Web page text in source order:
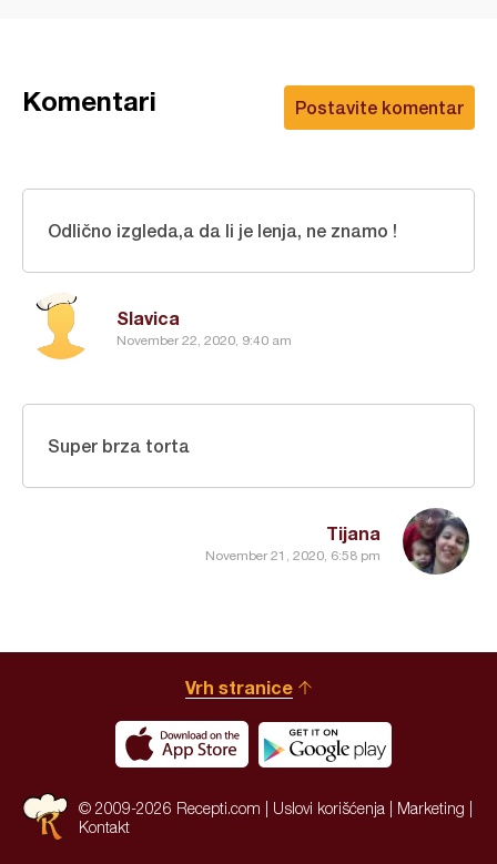
Postavite komentar
Komentari
Slavica
November 22, 2020, 9:40 am
Odlično izgleda,a da li je lenja, ne znamo !
Tijana
November 21, 2020, 6:58 pm
Super brza torta
Vrh stranice
© 2009-2026 Recepti.com | Uslovi korišćenja Marketing
Kontakt